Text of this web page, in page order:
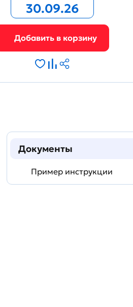
30.09.26
Документы
Пример инструкции